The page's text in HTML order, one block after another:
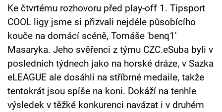
Sledujte prima+
Přihlášení
Sledujte nás
Ke čtvrtému rozhovoru před play-off 1. Tipsport
COOL ligy jsme si přizvali nejdéle působícího
kouče na domácí scéně, Tomáše 'benq1'
Masaryka. Jeho svěřenci z týmu CZC.eSuba byli v
posledních týdnech jako na horské dráze, v Sazka
eLEAGUE ale dosáhli na stříbrné medaile, takže
tentokrát jsou spíše na koni. Dokáží na tenhle
výsledek v těžké konkurenci navázat i v druhém